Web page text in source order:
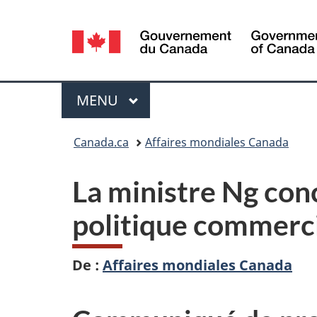
Sélection
de
la
langue
Menu
MENU PRINCIPAL
Canada.ca Affaires mondiales Canada
La ministre Ng
politique
De : Affaires mondiales Canada